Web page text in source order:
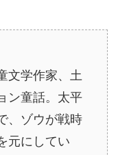
文学作家、土
ン童話。太平
、ゾウが戦時
元にしてい